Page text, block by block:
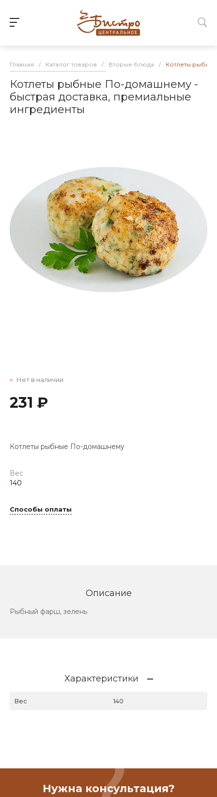
Главная / Каталог товаров / Вторые блюда / Котлеты
Котлеты рыбные По-домашнему -
быстрая доставка, премиальные
ингредиенты
Нет в наличии
231 ₽
Котлеты рыбные По-домашнему
Вес
140
Способы оплаты
Описание
Рыбный фарш, зелень
Характеристики
Вес 140
Нужна консультация?